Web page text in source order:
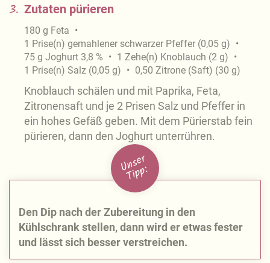
3. Zutaten pürieren
180 g Feta
1 Prise(n) gemahlener schwarzer Pfeffer (0,05 g)
75 g Joghurt 3,8 % 1 Zehe(n) Knoblauch (2 g)
1 Prise(n) Salz (0,05 g) 0,50 Zitrone (Saft) (30 g)
Knoblauch schälen und mit Paprika, Feta,
Zitronensaft und je 2 Prisen Salz und Pfeffer in
ein hohes Gefäß geben. Mit dem Pürierstab fein
pürieren, dann den Joghurt unterrühren.
U
n
s
e
r
Ti
p
p:
Den Dip nach der Zubereitung in den
Kühlschrank stellen, dann wird er etwas fester
und lässt sich besser verstreichen.